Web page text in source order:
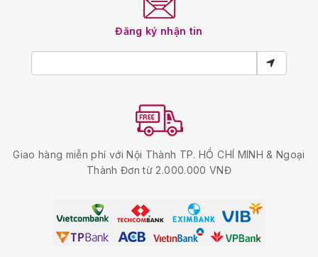
Đăng ký nhận tin
Giao hàng miễn phí với Nội Thành TP. HỒ CHÍ MINH & Ngoại
Thành Đơn từ 2.000.000 VNĐ